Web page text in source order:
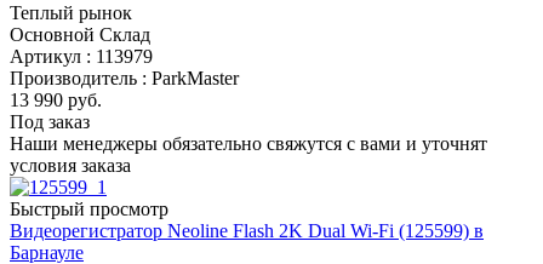
Теплый рынок
Основной Склад
Артикул : 113979
Производитель : ParkMaster
13 990 руб.
Под заказ
Наши менеджеры обязательно свяжутся с вами и уточнят
условия заказа
Быстрый просмотр
Видеорегистратор Neoline Flash 2K Dual Wi-Fi (125599) в
Барнауле